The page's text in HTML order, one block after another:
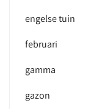
engelse tuin
februari
gamma
gazon